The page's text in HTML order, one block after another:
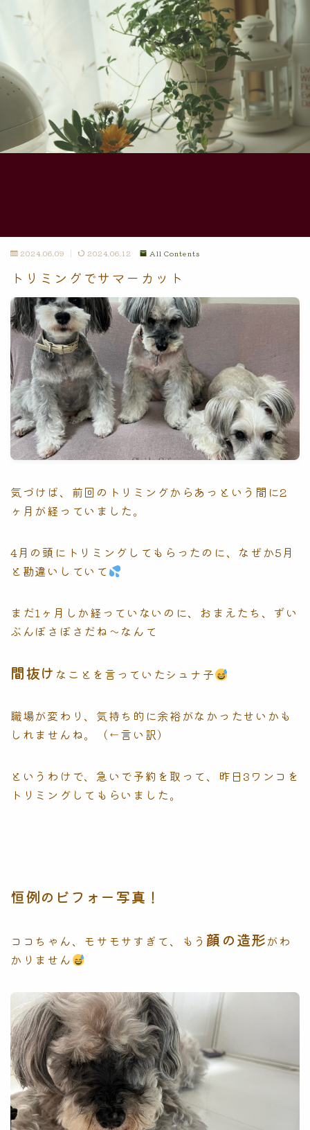
2024.06.09 2024.06.12 All Contents
トリミングでサマーカット
気づけば、前回のトリミングからあっという間に2
ヶ月が経っていました。
4月の頭にトリミングしてもらったのに、なぜか5月
と勘違いしていて
まだ1ヶ月しか経っていないのに、おまえたち、ずい
ぶんぼさぼさだね〜なんて
間抜け なことを言っていたシュナ子
職場が変わり、気持ち的に余裕がなかったせいかも
しれませんね。（←言い訳）
というわけで、急いで予約を取って、昨日3ワンコを
トリミングしてもらいました。
恒例のビフォー写真！
ココちゃん、モサモサすぎて、もう 顔の造形がわ
かりません